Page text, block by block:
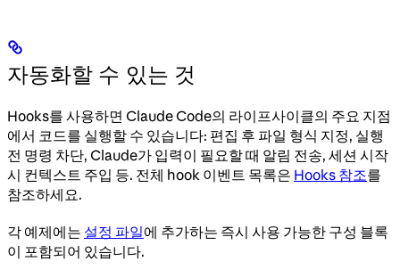
자동화할 수 있는 것
Hooks를 사용하면 Claude Code의 라이프사이클의 주요 지점
에서 코드를 실행할 수 있습니다: 편집 후 파일 형식 지정, 실행
전 명령 차단, Claude가 입력이 필요할 때 알림 전송, 세션 시작
시 컨텍스트 주입 등. 전체 hook 이벤트 목록은 Hooks 참조를
참조하세요.
각 예제에는 설정 파일에 추가하는 즉시 사용 가능한 구성 블록
이 포함되어 있습니다.